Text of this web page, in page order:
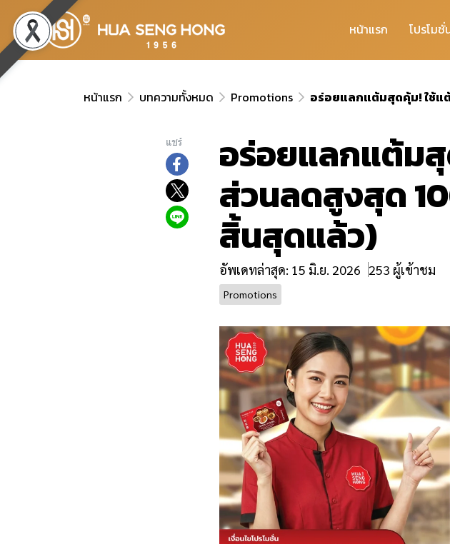
หน้าแรก โปรโมชั่
หน้าแรก บทความทั้งหมด Promotions อร่อยแลกแต้มสุดคุ้ม! ใช้แ
แชร์ อร่อยแลกแต้ม
ส่วนลดสูงสุด
สิ้นสุดแล้ว)
อัพเดทล่าสุด: 15 มิ.ย. 2026 253 ผู้เข้าชม
Promotions